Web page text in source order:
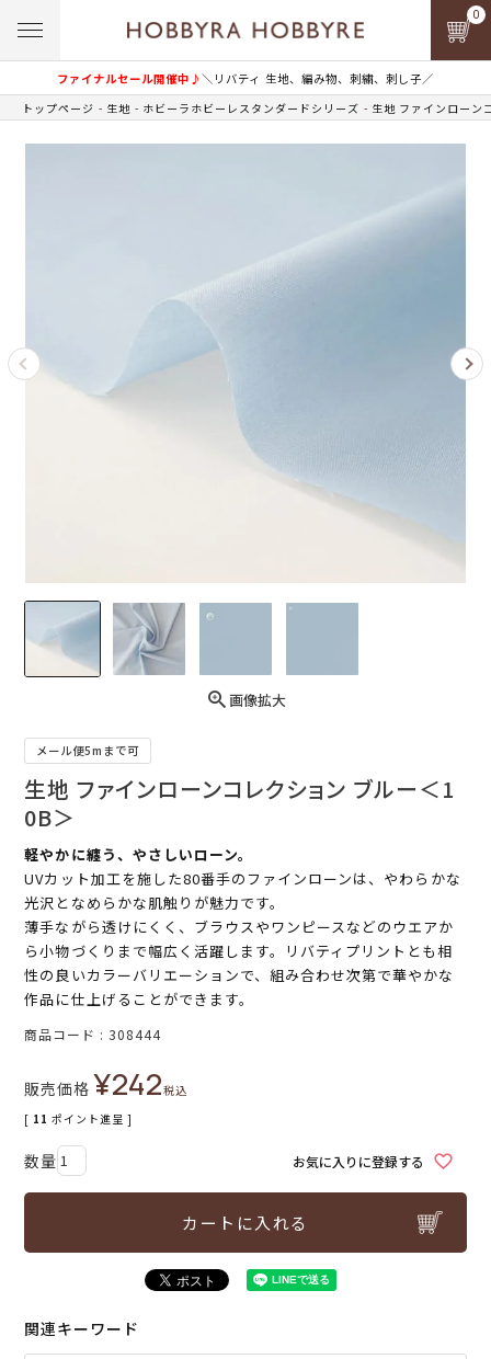
ファイナルセール開催中♪＼リバティ 生地、編み物、刺繍、刺し子／
0
トップページ 生地 ホビーラホビーレスタンダードシリーズ 生地 ファインローン
画像拡大
メール便5mまで可
生地 ファインローンコレクション ブルー＜1
0B＞
軽やかに纏う、やさしいローン。
UVカット加工を施した80番手のファインローンは、やわらかな
光沢となめらかな肌触りが魅力です。
薄手ながら透けにくく、ブラウスやワンピースなどのウエアか
ら小物づくりまで幅広く活躍します。リバティプリントとも相
性の良いカラーバリエーションで、組み合わせ次第で華やかな
作品に仕上げることができます。
商品コード 308444
販売価格 ¥242税込
[ 11 ポイント進呈 ]
お気に入りに登録する
カートに入れる
関連キーワード